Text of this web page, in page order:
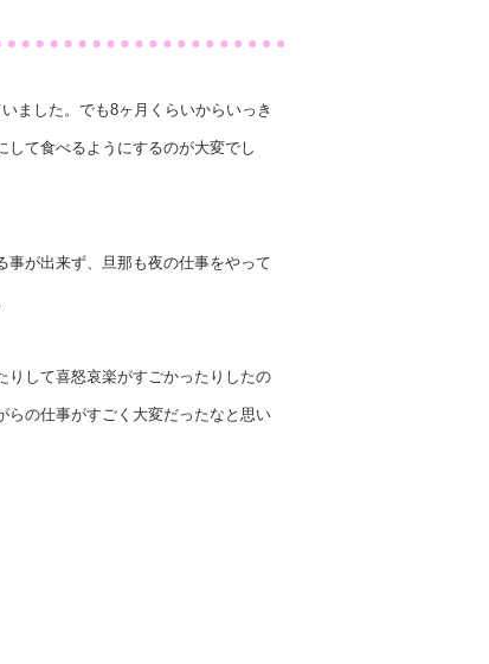
ました。でも8ヶ月くらいからいっき
て食べるようにするのが大変でし
が出来ず、旦那も夜の仕事をやって
りして喜怒哀楽がすごかったりしたの
らの仕事がすごく大変だったなと思い